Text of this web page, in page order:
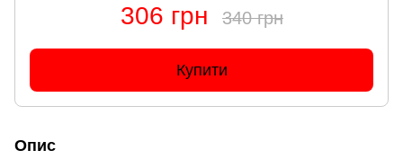
306 грн 340 грн
Купити
Опис